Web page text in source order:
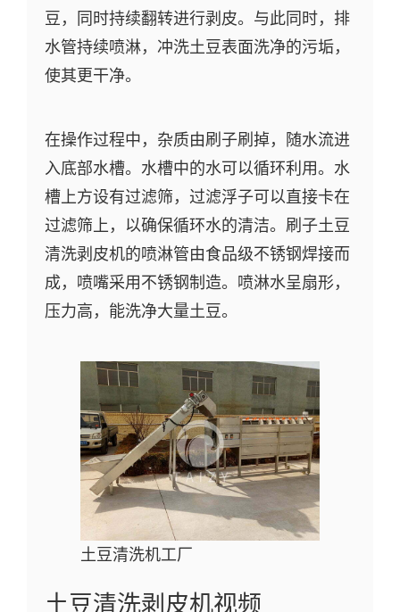
豆，同时持续翻转进行剥皮。与此同时，排
水管持续喷淋，冲洗土豆表面洗净的污垢，
使其更干净。
在操作过程中，杂质由刷子刷掉，随水流进
入底部水槽。水槽中的水可以循环利用。水
槽上方设有过滤筛，过滤浮子可以直接卡在
过滤筛上，以确保循环水的清洁。刷子土豆
清洗剥皮机的喷淋管由食品级不锈钢焊接而
成，喷嘴采用不锈钢制造。喷淋水呈扇形，
压力高，能洗净大量土豆。
土豆清洗机工厂
土豆清洗剥皮机视频